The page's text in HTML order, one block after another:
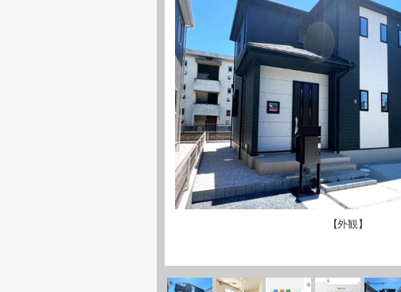
【外観】